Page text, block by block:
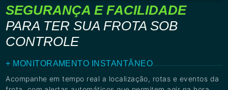
SEGURANÇA E FACILIDADE
PARA TER SUA FROTA SOB
CONTROLE
+ MONITORAMENTO INSTANTÂNEO
Acompanhe em tempo real a localização, rotas e eventos da